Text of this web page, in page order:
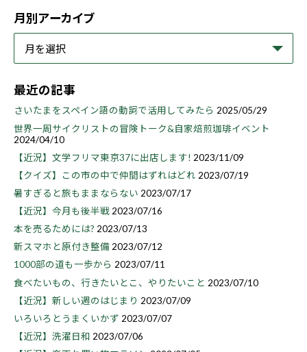
月別アーカイブ
最近の記事
さいたまをスペイン語の動詞で活用してみたら 2025/05/29
世界一周サイクリストの冒険トーク&自家焙煎珈琲イベント
2024/04/10
【近況】文学フリマ東京37に出店します! 2023/11/09
【クイズ】この市の中で仲間はずれはどれ 2023/07/19
暑すぎると旅もままならない 2023/07/17
【近況】今月も後半戦 2023/07/16
本を売るためには? 2023/07/13
新スマホと原付き整備2023/07/12
1000部の道も一歩から 2023/07/11
食べたいもの、行きたいとこ、やりたいこと 2023/07/10
【近況】新しい週のはじまり 2023/07/09
いろいろとうまくいかず 2023/07/07
【近況】洗濯日和 2023/07/06